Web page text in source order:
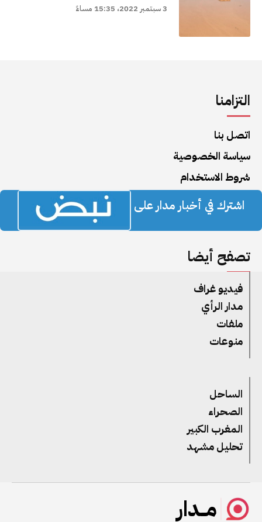
3 سبتمبر 2022، 15:35 مساءً
التزامنا
اتصل بنا
سياسة الخصوصية
شروط الاستخدام
اشترك في أخبار مدار على
تصفح أيضا
فيديو غراف
مدار الرأي
ملفات
منوعات
الساحل
الصحراء
المغرب الكبير
تحليل مشهد
مــدار